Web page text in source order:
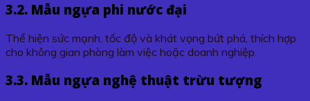
3.2. Mẫu ngựa phi nước đại
Thể hiện sức mạnh, tốc độ và khát vọng bứt phá, thích hợp
cho không gian phòng làm việc hoặc doanh nghiệp.
3.3. Mẫu ngựa nghệ thuật trừu tượng